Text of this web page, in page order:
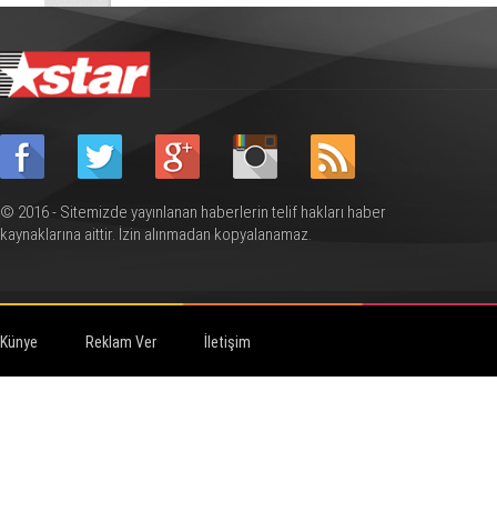
© 2016 - Sitemizde yayınlanan haberlerin telif hakları haber
kaynaklarına aittir. İzin alınmadan kopyalanamaz.
Künye Reklam Ver İletişim